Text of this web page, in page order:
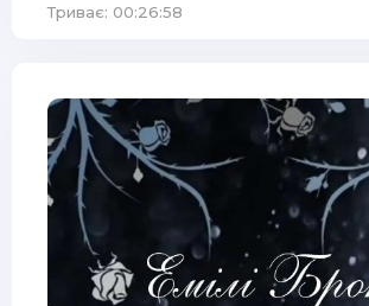
Триває: 00:26:58